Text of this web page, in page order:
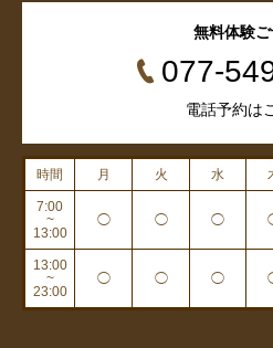
無料体験
077-
電話予約は
時間 月 火 水
7:00
~
13:00
◯ ◯ ◯
13:00
~
23:00
◯ ◯ ◯